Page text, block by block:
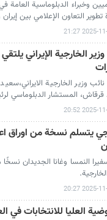
وخبراء الدبلوماسية
التعاون الإعلامي بين
2025-11-11
الخارجية الإيراني
نائب وزير الخارجية
المستشار الدبلوماسي
2025-11-11
يتسلم نسخة من اوراق
النمسا وغانا الجديدان نسخًا
2025-11-11
العليا للانتخابات في